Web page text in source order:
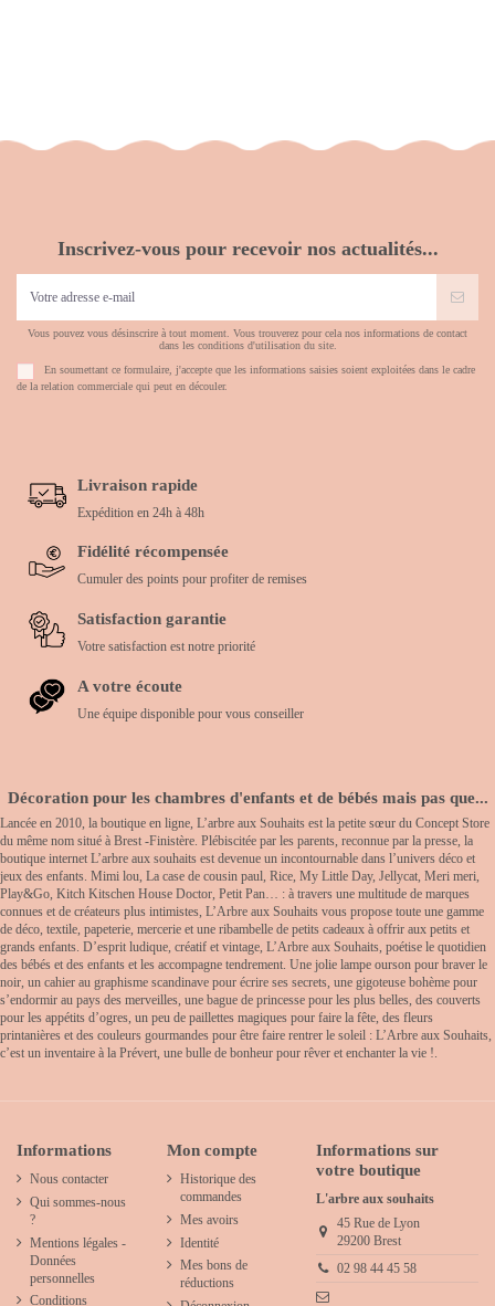
Inscrivez-vous pour recevoir nos actualités...
Vous pouvez vous désinscrire à tout moment. Vous trouverez pour cela nos informations de contact
dans les conditions d'utilisation du site.
En soumettant ce formulaire, j'accepte que les informations saisies soient exploitées dans le cadre
de la relation commerciale qui peut en découler.
Livraison rapide
Expédition en 24h à 48h
Fidélité récompensée
Cumuler des points pour profiter de remises
Satisfaction garantie
Votre satisfaction est notre priorité
A votre écoute
Une équipe disponible pour vous conseiller
Décoration pour les chambres d'enfants et de bébés mais pas que...
Lancée en 2010, la boutique en ligne, L’arbre aux Souhaits est la petite sœur du Concept Store
du même nom situé à Brest -Finistère. Plébiscitée par les parents, reconnue par la presse, la
boutique internet L’arbre aux souhaits est devenue un incontournable dans l’univers déco et
jeux des enfants. Mimi lou, La case de cousin paul, Rice, My Little Day, Jellycat, Meri meri,
Play&Go, Kitch Kitschen House Doctor, Petit Pan… : à travers une multitude de marques
connues et de créateurs plus intimistes, L’Arbre aux Souhaits vous propose toute une gamme
de déco, textile, papeterie, mercerie et une ribambelle de petits cadeaux à offrir aux petits et
grands enfants. D’esprit ludique, créatif et vintage, L’Arbre aux Souhaits, poétise le quotidien
des bébés et des enfants et les accompagne tendrement. Une jolie lampe ourson pour braver le
noir, un cahier au graphisme scandinave pour écrire ses secrets, une gigoteuse bohème pour
s’endormir au pays des merveilles, une bague de princesse pour les plus belles, des couverts
pour les appétits d’ogres, un peu de paillettes magiques pour faire la fête, des fleurs
printanières et des couleurs gourmandes pour être faire rentrer le soleil : L’Arbre aux Souhaits,
c’est un inventaire à la Prévert, une bulle de bonheur pour rêver et enchanter la vie !.
Informations
Nous contacter
Qui sommes-nous
?
Mentions légales -
Données
personnelles
Conditions
Mon compte
Historique des
commandes
Mes avoirs
Identité
Mes bons de
réductions
Informations sur
votre boutique
L'arbre aux souhaits
45 Rue de Lyon
29200 Brest
02 98 44 45 58